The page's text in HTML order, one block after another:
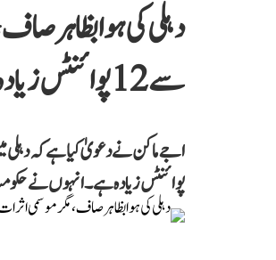
دہلی کی ہوا بظاہر
سے 12 پوائنٹس زیادہ: اجے ماکن
پوائنٹس زیادہ ہے۔ انہوں نے